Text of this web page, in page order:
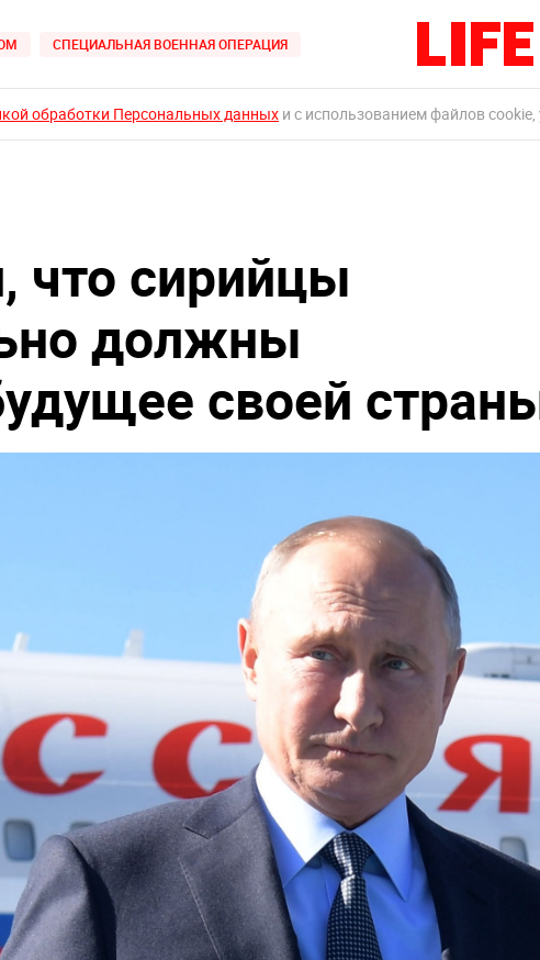
СПЕЦИАЛЬНАЯ ВОЕННАЯ ОПЕРАЦИЯ
обработки Персональных данных и с использованием файлов
что сирийцы
должны
своей